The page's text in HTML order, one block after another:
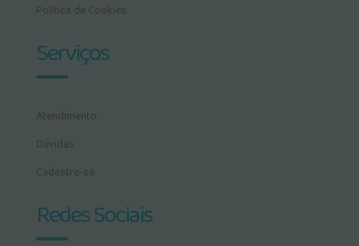
Política de Cookies
Serviços
Atendimento
Dúvidas
Cadastre-se
Redes Sociais